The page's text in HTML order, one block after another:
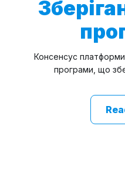
Консенсус платформи
програми, що